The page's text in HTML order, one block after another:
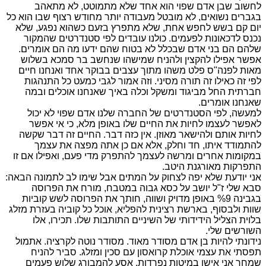
לחשוב שבן אדם שפוי הוא אחד שלא מתמוטט, לא מתאהב
בגברים נשואים, לא מובטל מעבודה יותר מחודש רצוף שבו הוא כל
יום קם בשש לחפש אחת, שלא מתפרץ בזעם כשהוא נפגע, שלא
נכנס לדכאונות לפעמים. כולנו עובדים לפי סטנדרטים שהמקור
שלהם הם בני אדם שבכלל לא בטוח שהם ידעו מה הם אומרים.
אפשר אפילו להקצין ולהניח שמישהו שנחשב בר סמכא בשלוש
מאות לפנה"ס פלט משהו מתוך עצבים בבוקר אחד ואנחנו חיים
לפי זה כאילו זה תורה מסיני. וזה אמור לגבי כמעט כל התנהגות
חברתית החל מביגוד ומשקל וכלה באיך שאנחנו אוכלים ובמה
שאנחנו אומרים.
למעשה, לפי הסטנדרטים של החברה שלנו אדם שפוי לא יכול
לאפשר לעצמו לחיות את החיים שלו באופן מלא, כי אי אפשר
לחיות אותם ולהישאר מאוזן. אין כזה דבר. החיים זה דבר שקשה
להתמודד איתו, חד וחלק, אלא אם כן אתה מפצה את עצמך
במקומות אחרים ומרשה לעצמך להתפרק מדי פעם, ואפילו אם זו
התפרקות מאורגנת היטב.
אני יודעת שלא יפה לצחוק על המתים אבל שימו לב לתמונה הבאה:
סבא שלי ז"ל יושב על כסא גבוה במטבח, מורח את הפרוסה
בגבינה %9 באופן מדויק ושווה, חותך את הפרוסה לשש קוביות
שוות ולבסוף, בארשת רצינית להפליא, אוכל כל קוביה בעזרת מזלג
בלוית הצליל הידידותי של השיניים התותבות שלו. תכירו, אלו
השורשים שלי.
נידונתי להיות בן אדם מסודר מאוד. מסודר נוטה לקרציה. אתמול
תפסתי את עצמי אוכלת קרואסון עם סכין ומזלג. סביר להניח
שמחר אני אישן במיטות נפרדות, אסע להמבורג שלוש פעמים